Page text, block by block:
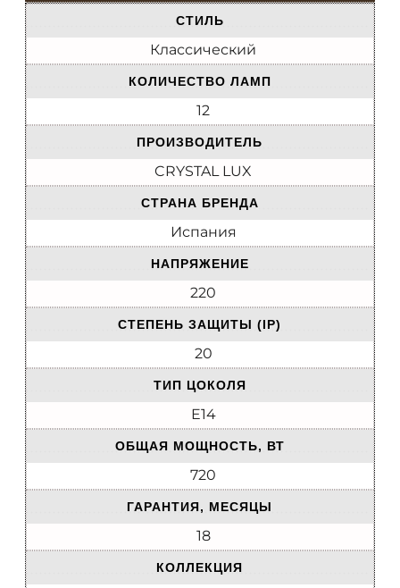
СТИЛЬ
Классический
КОЛИЧЕСТВО ЛАМП
12
ПРОИЗВОДИТЕЛЬ
CRYSTAL LUX
СТРАНА БРЕНДА
Испания
НАПРЯЖЕНИЕ
220
СТЕПЕНЬ ЗАЩИТЫ (IP)
20
ТИП ЦОКОЛЯ
E14
ОБЩАЯ МОЩНОСТЬ, ВТ
720
ГАРАНТИЯ, МЕСЯЦЫ
18
КОЛЛЕКЦИЯ